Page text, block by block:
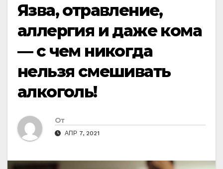
Язва, отравление,
аллергия и даже кома
— с чем никогда
нельзя смешивать
алкоголь!
От
АПР 7, 2021